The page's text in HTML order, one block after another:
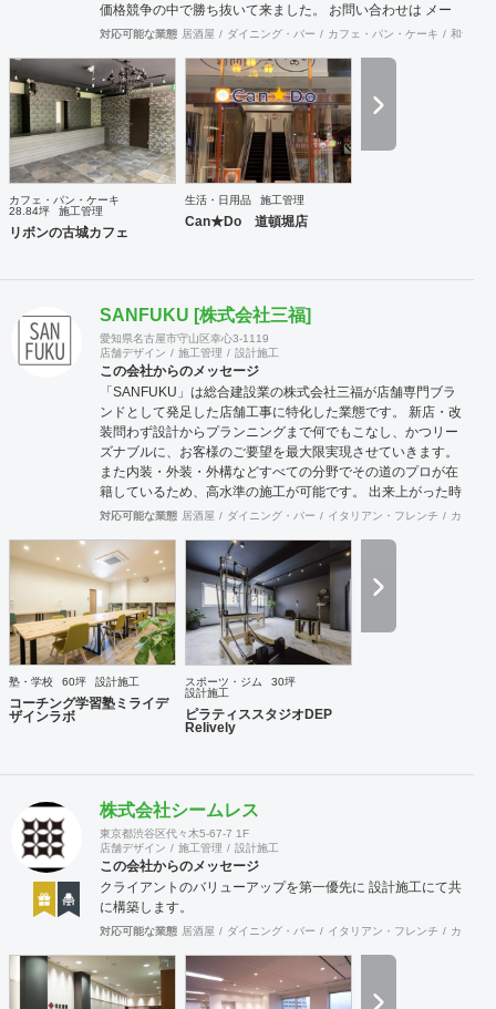
価格競争の中で勝ち抜いて来ました。 お問い合わせは メー
ル（tenperhide31@icloud.com）からも承ります。 その他：
対応可能な業態 居酒屋 ダイニング・バー カフェ・パン・ケーキ 和食・
カフェ・パン・ケーキ
28.84坪
施工管理
リボンの古城カフェ
生活・日用品 施工管理
Can★Do 道頓堀店
SANFUKU [株式会社三福]
愛知県名古屋市守山区幸心3-1119
店舗デザイン
施工管理 設計施工
この会社からのメッセージ
「SANFUKU」は総合建設業の株式会社三福が店舗専門ブラ
ンドとして発足した店舗工事に特化した業態です。 新店・改
装問わず設計からプランニングまで何でもこなし、かつリー
ズナブルに、お客様のご要望を最大限実現させていきます。
また内装・外装・外構などすべての分野でその道のプロが在
籍しているため、高水準の施工が可能です。 出来上がった時
に綺麗なのは当たり前！腕の良さは年数が経てば経つほど実
コミニケーション力に優れています。 お客様が安心してオー
プンできるようきめ細やかな対応を心がけています。
対応可能な業態 居酒屋 ダイニング・バー イタリアン・フレンチ カフェ
塾・学校 60坪 設計施工
コーチング学習塾ミライデ
ザインラボ
スポーツ・ジム
30坪
設計施工
ピラティススタジオDEP
Relively
株式会社シームレス
東京都渋谷区代々木5-67-7 1F
店舗デザイン
施工管理 設計施工
この会社からのメッセージ
クライアントのバリューアップを第一優先に 設計施工にて共
に構築します。
対応可能な業態 居酒屋 ダイニング・バー イタリアン・フレンチ カフェ